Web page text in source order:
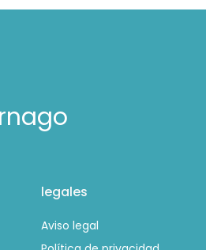
legales
Aviso legal